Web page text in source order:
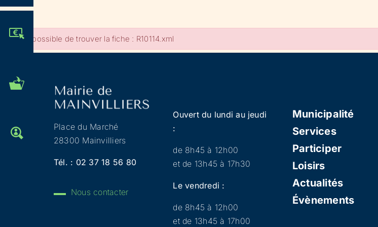
ADMINISTRATIVES
OFFRES D'EMPLOI
Impossible de trouver la fiche : R10114.xml
Place du Marché
28300 Mainvilliers
Tél. : 02 37 18 56 80
Nous contacter
Ouvert du lundi au jeudi
:
de 8h45 à 12h00
et de 13h45 à 17h30
Le vendredi :
de 8h45 à 12h00
et de 13h45 à 17h00
Municipalité
Services
Participer
Loisirs
Actualités
Évènements